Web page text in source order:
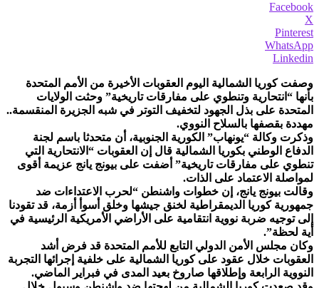
Facebook
X
Pinterest
WhatsApp
Linkedin
وصفت كوريا الشمالية اليوم العقوبات الأخيرة من الأمم المتحدة
بأنها “انتحارية وتنطوي على مفارقات تاريخية” وحثت الولايات
المتحدة على بذل الجهود لتخفيف التوتر في شبه الجزيرة المنقسمة..
مهددة بقصفها بالسلاح النووي.
وذكرت وكالة “يونهاب” الكورية الجنوبية، أن متحدثا باسم لجنة
الدفاع الوطني بكوريا الشمالية قال إن العقوبات “الانتحارية التي
تنطوي على مفارقات تاريخية” أضفت على بيونج يانج عزيمة أقوى
لمواصلة الاعتماد على الذات.
وقالت بيونج يانج، إن خطوات واشنطن “لحرب الاعتداءات ضد
جمهورية كوريا الديمقراطية لخنق جيشها وخلق أسوأ أزمة، قد تقودنا
إلى توجيه ضربة نووية انتقامية على الأراضي الأمريكية الرئيسية في
أية لحظة”.
وكان مجلس الأمن الدولي التابع للأمم المتحدة قد فرض أشد
العقوبات خلال عقود على كوريا الشمالية على خلفية إجرائها التجربة
النووية الرابعة وإطلاقها صاروخ بعيد المدى في فبراير الماضي.